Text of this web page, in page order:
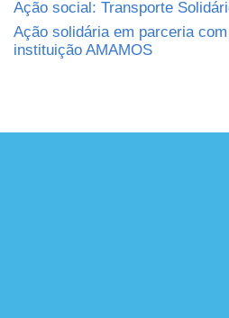
Ação social: Transporte
Ação solidária em parceria
instituição AMAMOS